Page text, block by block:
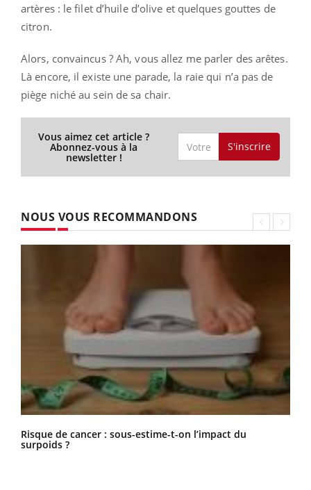
artères : le filet d’huile d’olive et quelques gouttes de
citron.
Alors, convaincus ? Ah, vous allez me parler des arêtes.
Là encore, il existe une parade, la raie qui n’a pas de
piège niché au sein de sa chair.
Vous aimez cet article ?
Abonnez-vous à la
newsletter !
S'inscrire
NOUS VOUS RECOMMANDONS
Risque de cancer : sous-estime-t-on l’impact du
surpoids ?